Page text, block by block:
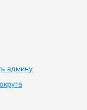
админу